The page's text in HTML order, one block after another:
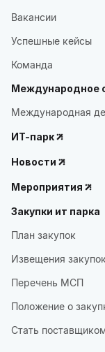
Вакансии
Успешные кейсы
Команда
Международное
Международная
ИТ-парк
Новости
Мероприятия
Закупки ит парка
План закупок
Извещения закупок
Перечень МСП
Положение о
Стать